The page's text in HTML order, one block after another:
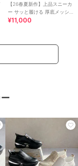
【26春夏新作】上品スニーカ
ー サッと履ける 厚底メッシュ
大人スニーカー
¥11,000